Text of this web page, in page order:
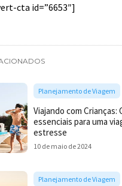
cta id=”6653″]
Planejamento de Viagem
Viajando com Crianças:
essenciais para uma
estresse
10 de maio de 2024
Planejamento de Viagem